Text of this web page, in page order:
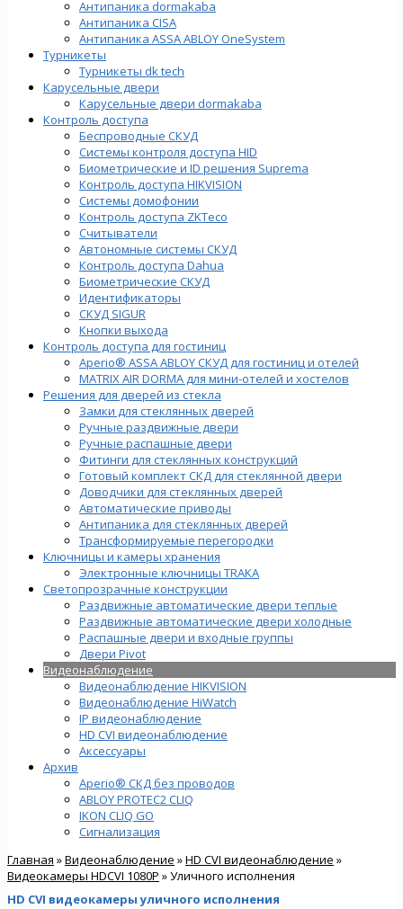
Антипаника dormakaba
Антипаника СISA
Антипаника ASSA ABLOY OneSystem
Турникеты
Турникеты dk tech
Карусельные двери
Карусельные двери dormakaba
Контроль доступа
Беспроводные СКУД
Системы контроля доступа HID
Биометрические и ID решения Suprema
Контроль доступа HIKVISION
Системы домофонии
Контроль доступа ZKTeco
Считыватели
Автономные системы СКУД
Контроль доступа Dahua
Биометрические СКУД
Идентификаторы
СКУД SIGUR
Кнопки выхода
Контроль доступа для гостиниц
Aperio® ASSA ABLOY СКУД для гостиниц и отелей
MATRIX AIR DORMA для мини-отелей и хостелов
Решения для дверей из стекла
Замки для стеклянных дверей
Ручные раздвижные двери
Ручные распашные двери
Фитинги для стеклянных конструкций
Готовый комплект СКД для стеклянной двери
Доводчики для стеклянных дверей
Автоматические приводы
Антипаника для стеклянных дверей
Трансформируемые перегородки
Ключницы и камеры хранения
Электронные ключницы TRAKA
Светопрозрачные конструкции
Раздвижные автоматические двери теплые
Раздвижные автоматические двери холодные
Распашные двери и входные группы
Двери Pivot
Видеонаблюдение
Видеонаблюдение HIKVISION
Видеонаблюдение HiWatch
IP видеонаблюдение
HD CVI видеонаблюдение
Аксессуары
Архив
Aperio® СКД без проводов
ABLOY PROTEC2 CLIQ
IKON CLIQ GO
Сигнализация
Главная »Видеонаблюдение »HD CVI видеонаблюдение »
Видеокамеры HDCVI 1080P » Уличного исполнения
HD CVI видеокамеры уличного исполнения